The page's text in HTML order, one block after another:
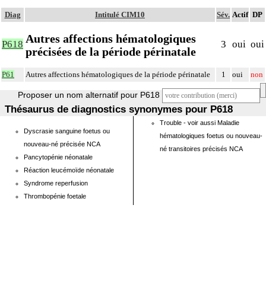
Diag Intitulé CIM10 Sév. Actif DP
P618 Autres affections hématologiques
précisées de la période périnatale
3 oui oui
P61 Autres affections hématologiques de la période périnatale 1 oui non
Proposer un nom alternatif pour P618
Thésaurus de diagnostics synonymes pour P618
Dyscrasie sanguine foetus ou
nouveau-né précisée NCA
Pancytopénie néonatale
Réaction leucémoïde néonatale
Syndrome reperfusion
Thrombopénie foetale
Trouble - voir aussi Maladie
hématologiques foetus ou nouveau-
né transitoires précisés NCA